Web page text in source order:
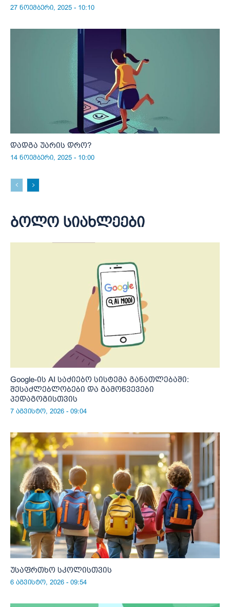
27 ნოემბერი, 2025 - 10:10
დადგა უარის დრო?
14 ნოემბერი, 2025 - 10:00
ბოლო სიახლეები
Google-ის AI საძიებო სისტემა განათლებაში:
შესაძლებლობები და გამოწვევები
პედაგოგისთვის
7 აგვისტო, 2026 - 09:04
უსაფრთხო სკოლისთვის
6 აგვისტო, 2026 - 09:54